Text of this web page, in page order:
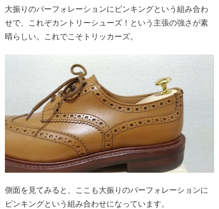
大振りのパーフォレーションにピンキングという組み合わ
せで、これぞカントリーシューズ！という主張の強さが素
晴らしい。これでこそトリッカーズ。
側面を見てみると、ここも大振りのパーフォレーションに
ピンキングという組み合わせになっています。